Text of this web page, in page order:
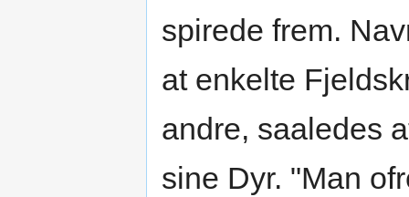
spirede frem.
at enkelte
andre, saaledes
sine Dyr. "Man